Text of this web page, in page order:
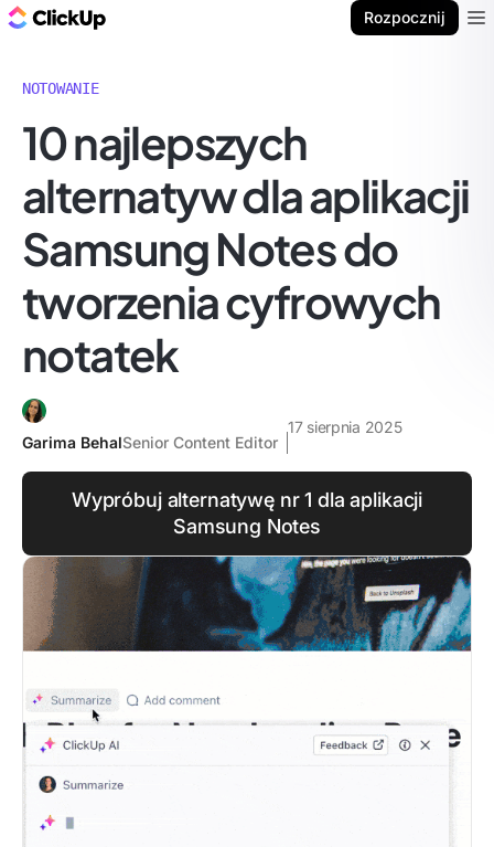
Rozpocznij
NOTOWANIE
10 najlepszych
alternatyw dla aplikacji
Samsung Notes do
tworzenia cyfrowych
notatek
Garima BehalSenior Content Editor
17 sierpnia 2025
Wypróbuj alternatywę nr 1 dla aplikacji
Samsung Notes